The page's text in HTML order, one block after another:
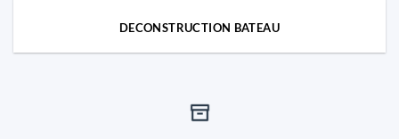
DECONSTRUCTION BATEAU